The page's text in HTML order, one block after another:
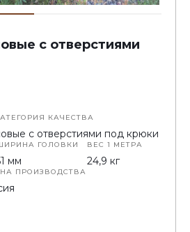
с отверстиями
КАЧЕСТВА
с отверстиями под крюки
ГОЛОВКИ
мм
ВЕС 1 МЕТРА
24,9 кг
ПРОИЗВОДСТВА